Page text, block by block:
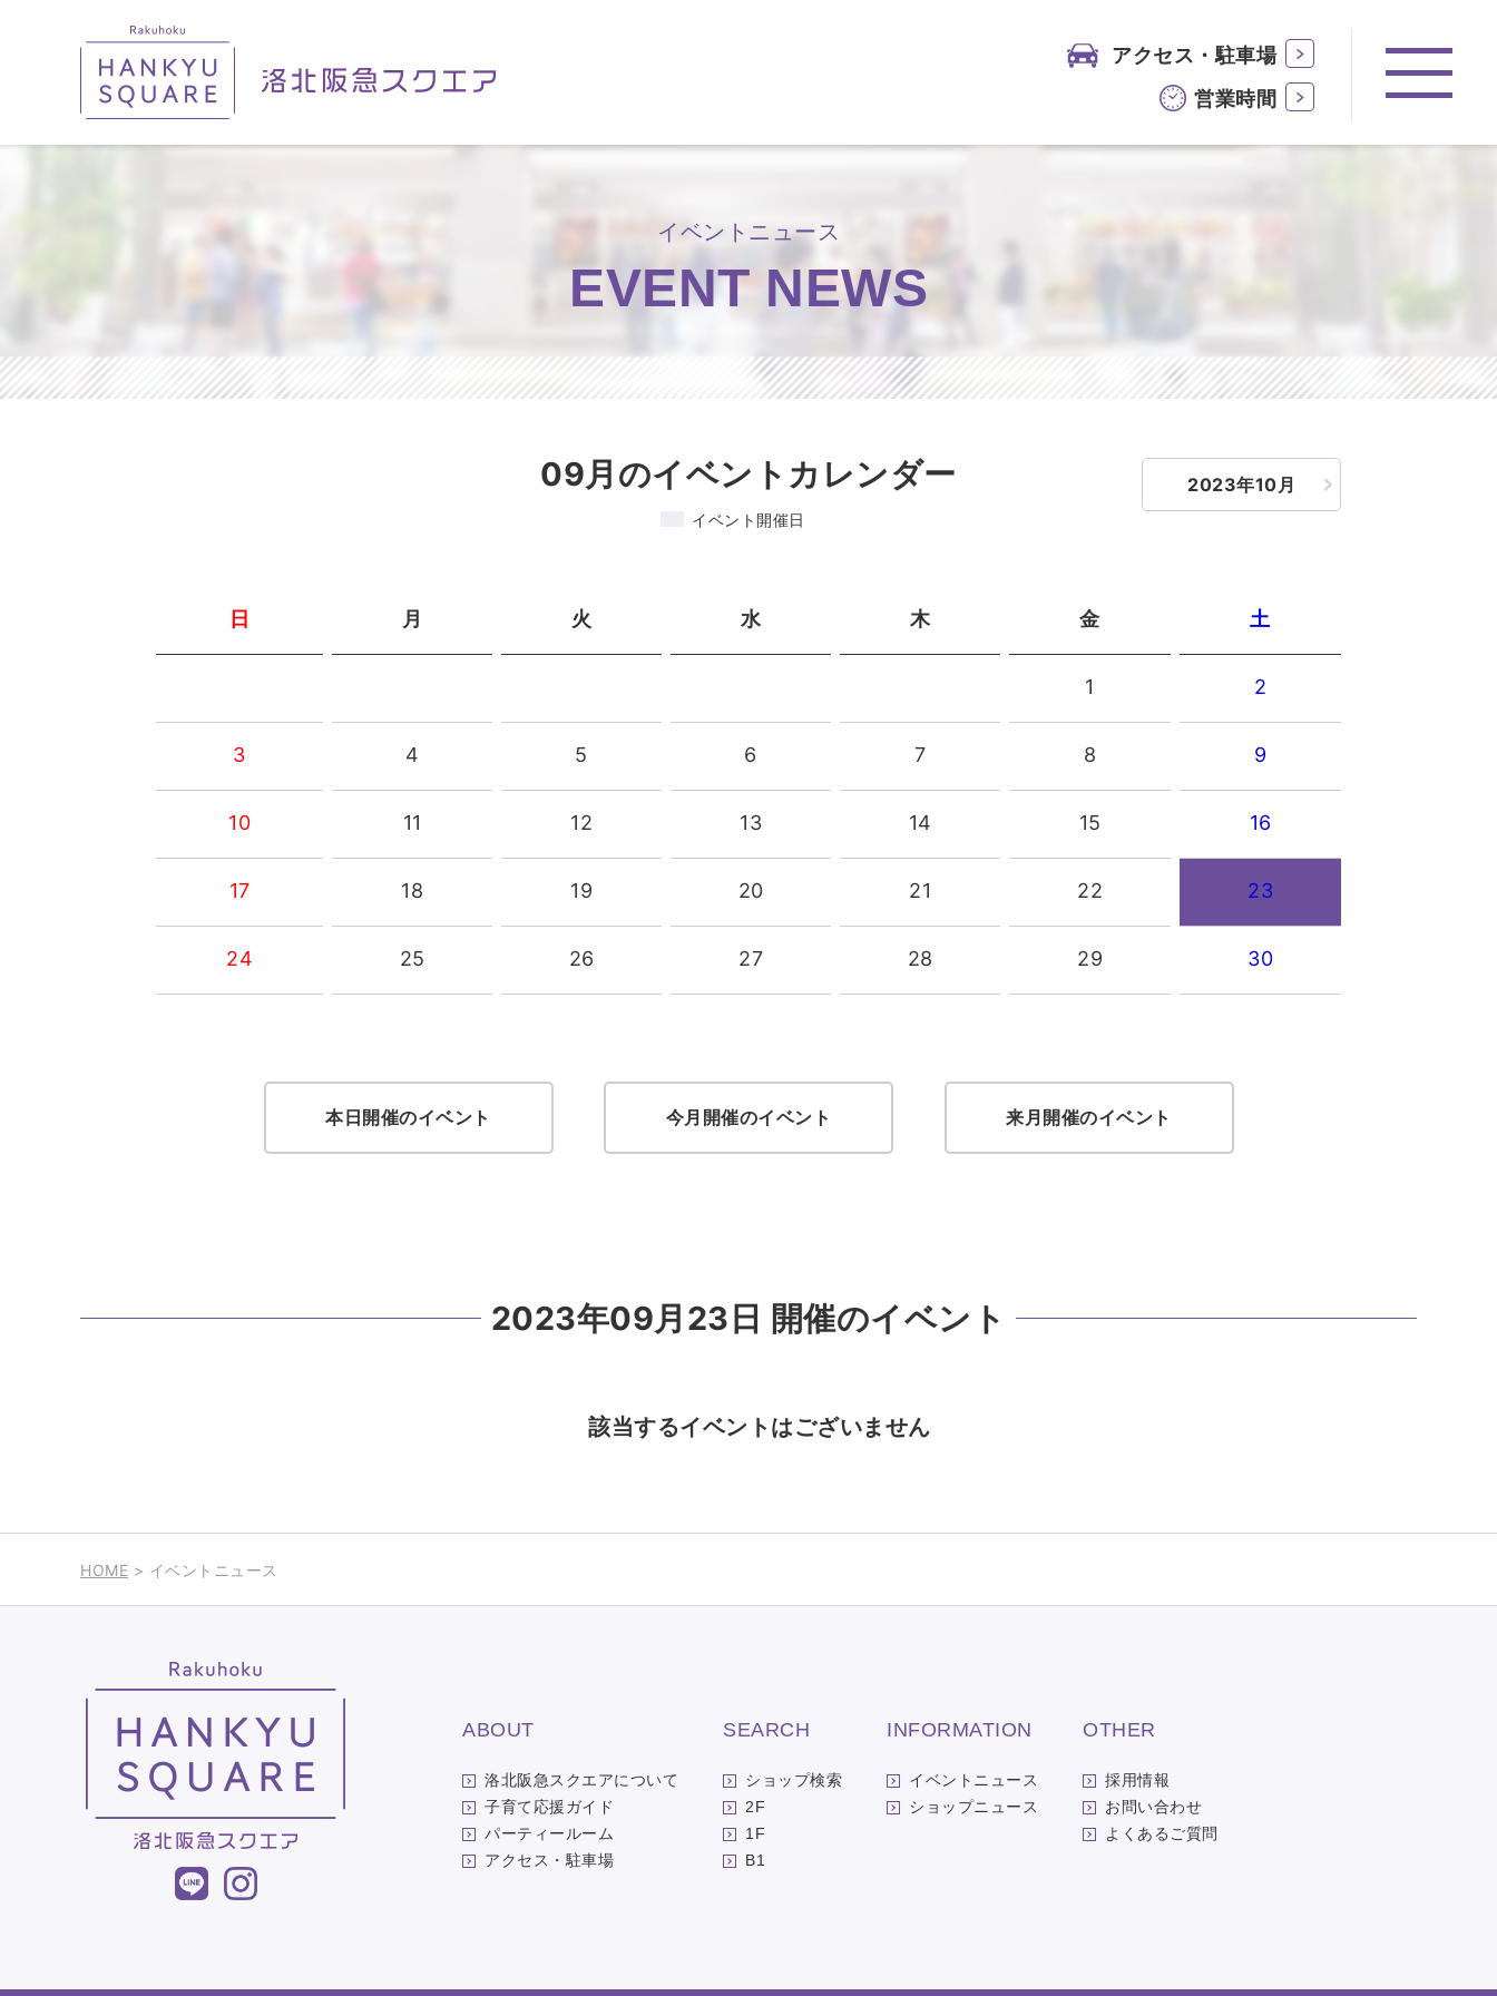
営業時間
アクセス・駐車場
イベントニュース
EVENT NEWS
09月のイベントカレンダー
イベント開催日
2023年10月
日 月 火 水 木 金 土
1 2
3 4 5 6 7 8 9
10 11 12 13 14 15 16
17 18 19 20 21 22 23
24 25 26 27 28 29 30
本日開催のイベント 今月開催のイベント 来月開催のイベント
2023年09月23日 開催のイベント
該当するイベントはございません
HOME > イベントニュース
ABOUT
洛北阪急スクエアについて
子育て応援ガイド
パーティールーム
アクセス・駐車場
SEARCH
ショップ検索
2F
1F
B1
INFORMATION
イベントニュース
ショップニュース
OTHER
採用情報
お問い合わせ
よくあるご質問